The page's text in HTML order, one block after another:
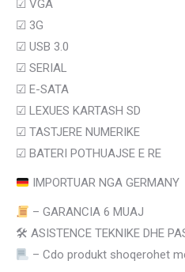
☑ VGA
☑ 3G
☑ USB 3.0
☑ SERIAL
☑ E-SATA
☑ LEXUES KARTASH SD
☑ TASTJERE NUMERIKE
☑ BATERI POTHUAJSE E RE
IMPORTUAR NGA GERMANY
– GARANCIA 6 MUAJ
🛠 ASISTENCE TEKNIKE DHE
– Cdo produkt shoqerohet